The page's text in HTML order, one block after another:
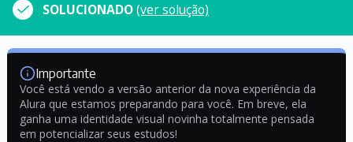
SOLUCIONADO(ver solução)
Importante
Você está vendo a versão anterior da nova experiência da
Alura que estamos preparando para você. Em breve, ela
ganha uma identidade visual novinha totalmente pensada
em potencializar seus estudos!